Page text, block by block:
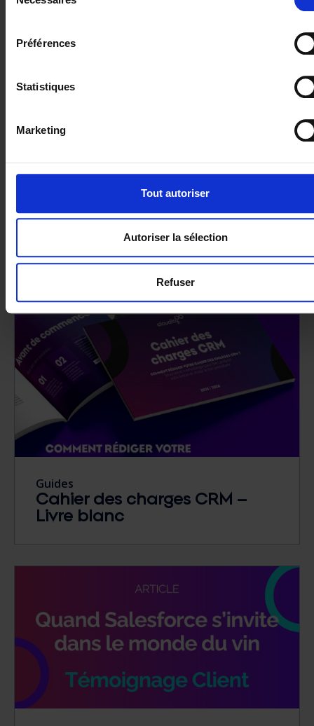
Préférences
Statistiques
Marketing
Tout autoriser
Autoriser la sélection
Refuser
relation client grâce à l’IA ?
Les secrets d’un projet CRM
réussi – Livre blanc
Guides
Cahier des charges CRM –
Livre blanc